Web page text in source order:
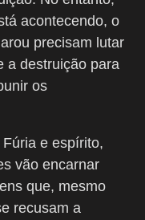
acontecendo, o
precisam lutar
a destruição para
os
e espírito,
vão encarnar
que, mesmo
recusam a